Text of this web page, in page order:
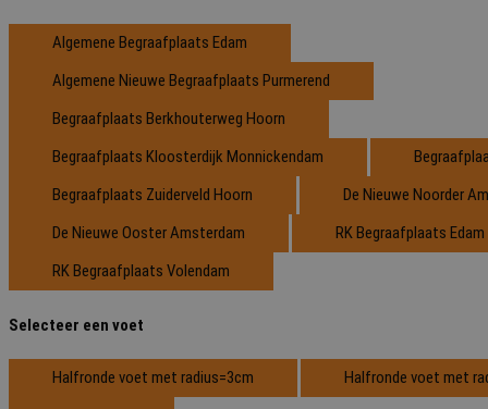
Algemene Begraafplaats Edam
Algemene Nieuwe Begraafplaats Purmerend
Begraafplaats Berkhouterweg Hoorn
Begraafplaats Kloosterdijk Monnickendam
Begraafplaats Zuiderveld Hoorn
De Nieuwe Noorder
De Nieuwe Ooster Amsterdam
RK Begraafplaats Edam
RK Begraafplaats Volendam
Selecteer een voet
Halfronde voet met radius=3cm
Halfronde voet met